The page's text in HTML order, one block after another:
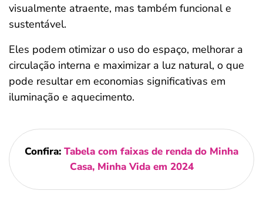
visualmente atraente, mas também funcional e
sustentável.
Eles podem otimizar o uso do espaço, melhorar a
circulação interna e maximizar a luz natural, o que
pode resultar em economias significativas em
iluminação e aquecimento.
Confira: Tabela com faixas de renda do Minha
Casa, Minha Vida em 2024